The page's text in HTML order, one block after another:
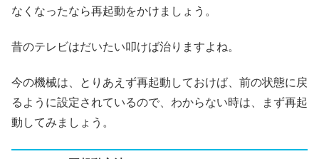
なくなったなら再起動をかけましょう。
昔のテレビはだいたい叩けば治りますよね。
今の機械は、とりあえず再起動しておけば、前の状態に戻
るように設定されているので、わからない時は、まず再起
動してみましょう。